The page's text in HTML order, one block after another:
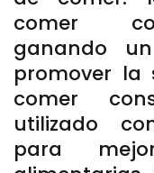
comer
ganando
promover la
comer
utilizado
para